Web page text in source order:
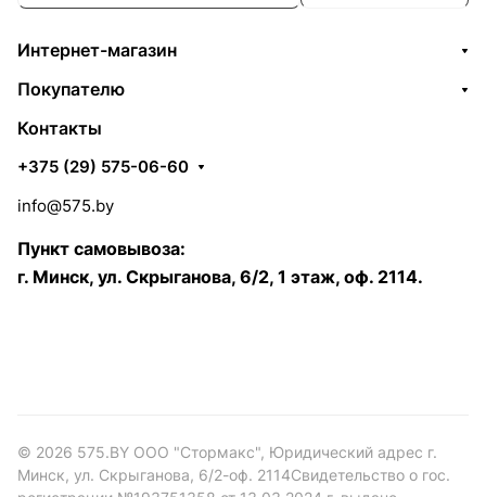
Интернет-магазин
Покупателю
Контакты
+375 (29) 575-06-60
info@575.by
Пункт самовывоза:
г. Минск, ул. Скрыганова, 6/2, 1 этаж, оф. 2114.
© 2026 575.BY ООО "Стормакс", Юридический адрес г.
Минск, ул. Скрыганова, 6/2-оф. 2114Свидетельство о гос.